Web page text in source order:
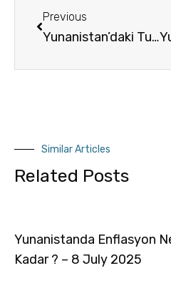
Previous
Yunanistan’daki Turizm Şirketleri
Similar Articles
Related Posts
Yunanistanda Enflasyon
Kadar ? – 8 July 2025